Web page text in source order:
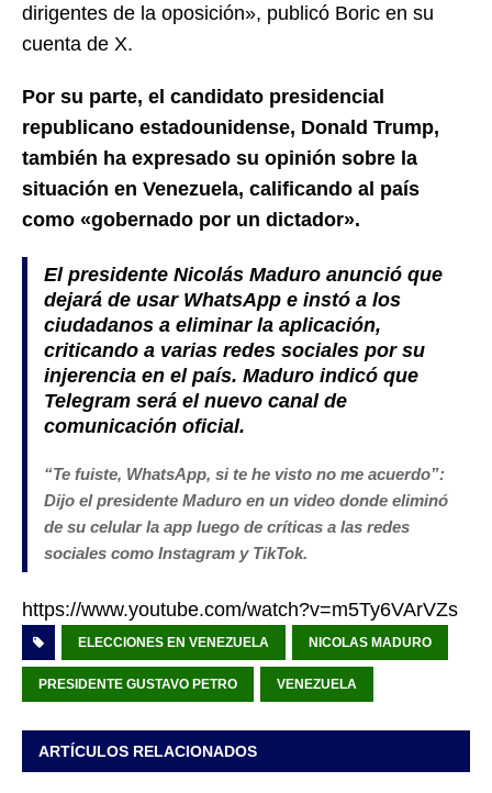
dirigentes de la oposición», publicó Boric en su
cuenta de X.
Por su parte, el candidato presidencial
republicano estadounidense, Donald Trump,
también ha expresado su opinión sobre la
situación en Venezuela, calificando al país
como «gobernado por un dictador».
El presidente Nicolás Maduro anunció que
dejará de usar WhatsApp e instó a los
ciudadanos a eliminar la aplicación,
criticando a varias redes sociales por su
injerencia en el país. Maduro indicó que
Telegram será el nuevo canal de
comunicación oficial.
“Te fuiste, WhatsApp, si te he visto no me acuerdo”:
Dijo el presidente Maduro en un video donde eliminó
de su celular la app luego de críticas a las redes
sociales como Instagram y TikTok.
https://www.youtube.com/watch?v=m5Ty6VArVZs
ELECCIONES EN VENEZUELA NICOLAS MADURO
PRESIDENTE GUSTAVO PETRO VENEZUELA
ARTÍCULOS RELACIONADOS